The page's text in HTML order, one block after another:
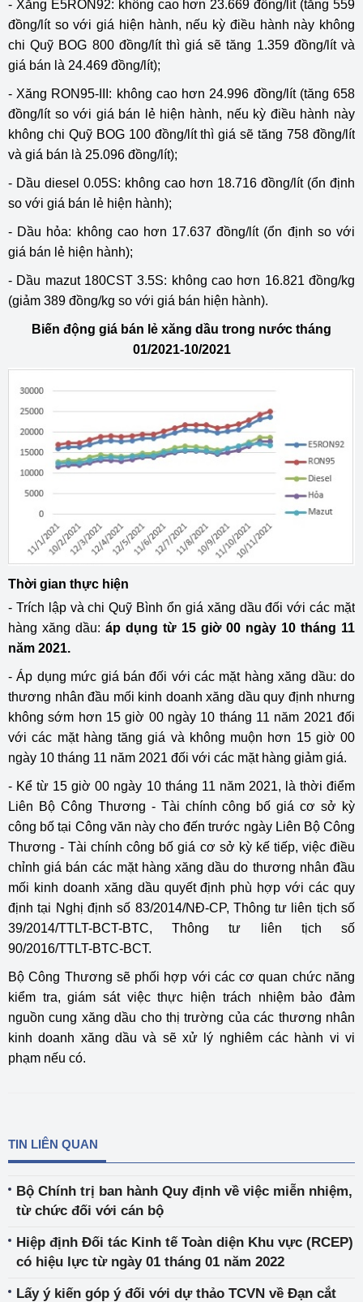
- Xăng E5RON92: không cao hơn 23.669 đồng/lít (tăng 559
đồng/lít so với giá hiện hành, nếu kỳ điều hành này không
chi Quỹ BOG 800 đồng/lít thì giá sẽ tăng 1.359 đồng/lít và
giá bán là 24.469 đồng/lít);
- Xăng RON95-III: không cao hơn 24.996 đồng/lít (tăng 658
đồng/lít so với giá bán lẻ hiện hành, nếu kỳ điều hành này
không chi Quỹ BOG 100 đồng/lít thì giá sẽ tăng 758 đồng/lít
và giá bán là 25.096 đồng/lít);
- Dầu diesel 0.05S: không cao hơn 18.716 đồng/lít (ổn định
so với giá bán lẻ hiện hành);
- Dầu hỏa: không cao hơn 17.637 đồng/lít (ổn định so với
giá bán lẻ hiện hành);
- Dầu mazut 180CST 3.5S: không cao hơn 16.821 đồng/kg
(giảm 389 đồng/kg so với giá bán hiện hành).
Biến động giá bán lẻ xăng dầu trong nước tháng
01/2021-10/2021
Thời gian thực hiện
- Trích lập và chi Quỹ Bình ổn giá xăng dầu đối với các mặt
hàng xăng dầu: áp dụng từ 15 giờ 00 ngày 10 tháng 11
năm 2021.
- Áp dụng mức giá bán đối với các mặt hàng xăng dầu: do
thương nhân đầu mối kinh doanh xăng dầu quy định nhưng
không sớm hơn 15 giờ 00 ngày 10 tháng 11 năm 2021 đối
với các mặt hàng tăng giá và không muộn hơn 15 giờ 00
ngày 10 tháng 11 năm 2021 đối với các mặt hàng giảm giá.
- Kể từ 15 giờ 00 ngày 10 tháng 11 năm 2021, là thời điểm
Liên Bộ Công Thương - Tài chính công bố giá cơ sở kỳ
công bố tại Công văn này cho đến trước ngày Liên Bộ Công
Thương - Tài chính công bố giá cơ sở kỳ kế tiếp, việc điều
chỉnh giá bán các mặt hàng xăng dầu do thương nhân đầu
mối kinh doanh xăng dầu quyết định phù hợp với các quy
định tại Nghị định số 83/2014/NĐ-CP, Thông tư liên tịch số
39/2014/TTLT-BCT-BTC, Thông tư liên tịch số
90/2016/TTLT-BTC-BCT.
Bộ Công Thương sẽ phối hợp với các cơ quan chức năng
kiểm tra, giám sát việc thực hiện trách nhiệm bảo đảm
nguồn cung xăng dầu cho thị trường của các thương nhân
kinh doanh xăng dầu và sẽ xử lý nghiêm các hành vi vi
phạm nếu có.
TIN LIÊN QUAN
Bộ Chính trị ban hành Quy định về việc miễn nhiệm,
từ chức đối với cán bộ
Hiệp định Đối tác Kinh tế Toàn diện Khu vực (RCEP)
có hiệu lực từ ngày 01 tháng 01 năm 2022
Lấy ý kiến góp ý đối với dự thảo TCVN về Đạn cắt